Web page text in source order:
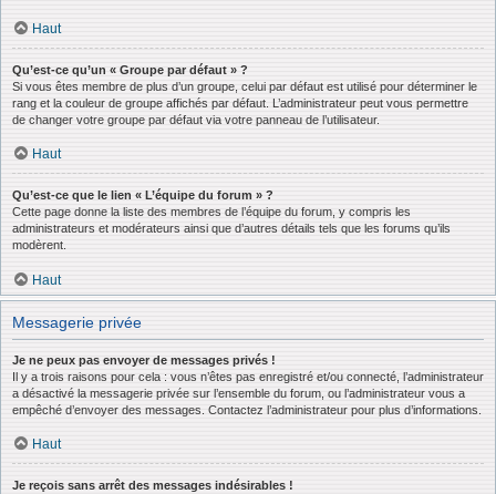
Haut
Qu’est-ce qu’un « Groupe par défaut » ?
Si vous êtes membre de plus d’un groupe, celui par défaut est utilisé pour déterminer le
rang et la couleur de groupe affichés par défaut. L’administrateur peut vous permettre
de changer votre groupe par défaut via votre panneau de l’utilisateur.
Haut
Qu’est-ce que le lien « L’équipe du forum » ?
Cette page donne la liste des membres de l’équipe du forum, y compris les
administrateurs et modérateurs ainsi que d’autres détails tels que les forums qu’ils
modèrent.
Haut
Messagerie privée
Je ne peux pas envoyer de messages privés !
Il y a trois raisons pour cela : vous n’êtes pas enregistré et/ou connecté, l’administrateur
a désactivé la messagerie privée sur l’ensemble du forum, ou l’administrateur vous a
empêché d’envoyer des messages. Contactez l’administrateur pour plus d’informations.
Haut
Je reçois sans arrêt des messages indésirables !